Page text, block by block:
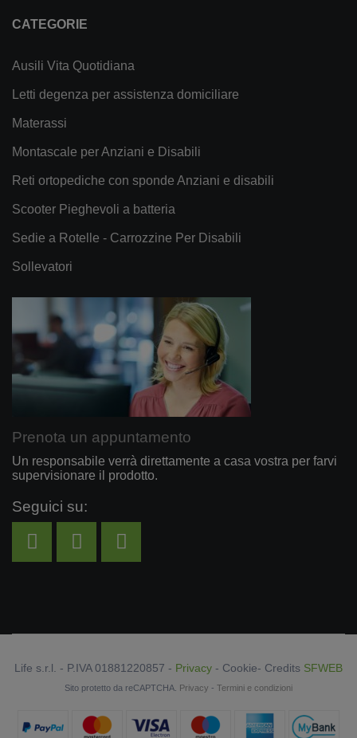
CATEGORIE
Ausili Vita Quotidiana
Letti degenza per assistenza domiciliare
Materassi
Montascale per Anziani e Disabili
Reti ortopediche con sponde Anziani e disabili
Scooter Pieghevoli a batteria
Sedie a Rotelle - Carrozzine Per Disabili
Sollevatori
Prenota un appuntamento
Un responsabile verrà direttamente a casa vostra per farvi
supervisionare il prodotto.
Seguici su:
Life s.r.l. - P.IVA 01881220857 - Privacy - Cookie- Credits SFWEB
Sito protetto da reCAPTCHA. Privacy - Termini e condizioni